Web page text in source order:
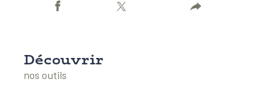
découvrir
nos outils